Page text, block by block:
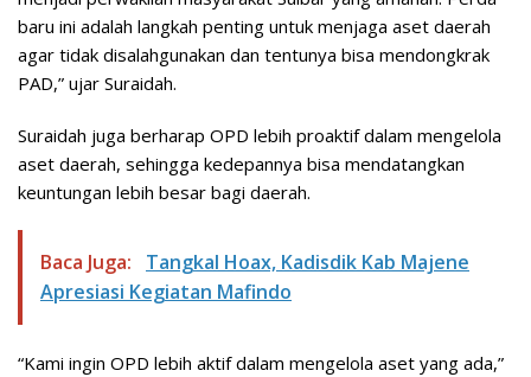
baru ini adalah langkah penting untuk menjaga aset daerah
agar tidak disalahgunakan dan tentunya bisa mendongkrak
PAD,” ujar Suraidah.
Suraidah juga berharap OPD lebih proaktif dalam mengelola
aset daerah, sehingga kedepannya bisa mendatangkan
keuntungan lebih besar bagi daerah.
Baca Juga:
Tangkal Hoax, Kadisdik Kab Majene
Apresiasi Kegiatan Mafindo
“Kami ingin OPD lebih aktif dalam mengelola aset yang ada,”